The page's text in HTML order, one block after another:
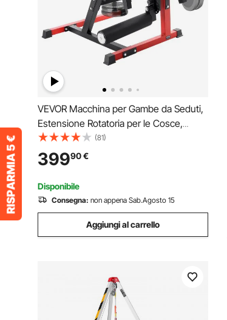
VEVOR Macchina per Gambe da Seduti,
Estensione Rotatoria per le Cosce,
Attrezzatura Regolabile per Esercizi
Speciali per Corpo, Panca per
Allenamento Pesante per Palestra
Capacità 249,5 kg
(81)
39990€
Disponibile
Consegna: non appena Sab.Agosto 15
Aggiungi al carrello